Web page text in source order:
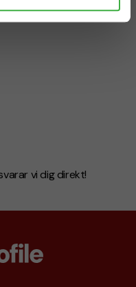
vi dig direkt!